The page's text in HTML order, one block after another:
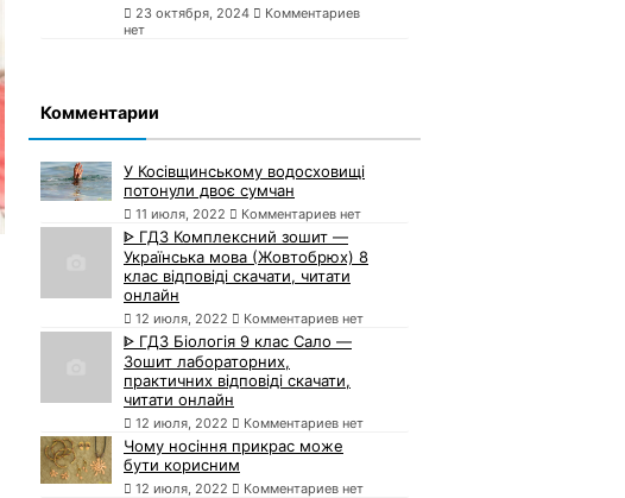
23 октября, 2024
Комментариев
нет
Комментарии
У Косівщинському водосховищі
потонули двоє сумчан
11 июля, 2022 Комментариев нет
ᐈ ГДЗ Комплексний зошит —
Українська мова (Жовтобрюх) 8
клас відповіді скачати, читати
онлайн
12 июля, 2022 Комментариев нет
ᐈ ГДЗ Біологія 9 клас Сало —
Зошит лабораторних,
практичних відповіді скачати,
читати онлайн
12 июля, 2022 Комментариев нет
Чому носіння прикрас може
бути корисним
12 июля, 2022 Комментариев нет